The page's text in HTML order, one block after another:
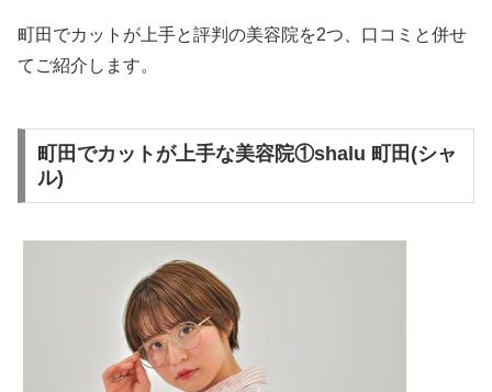
町田でカットが上手と評判の美容院を2つ、口コミと併せ
てご紹介します。
町田でカットが上手な美容院①shalu 町田(シャ
ル)